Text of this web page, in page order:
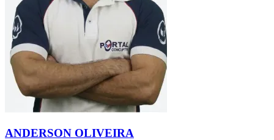
ANDERSON OLIVEIRA